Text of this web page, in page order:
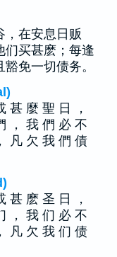
，在安息日贩
们买甚麽；每逢
免一切债务。
甚 麼 聖 日 ，
， 我 們 必 不
凡 欠 我 們 債
甚 麽 圣 日 ，
， 我 们 必 不
凡 欠 我 们 债